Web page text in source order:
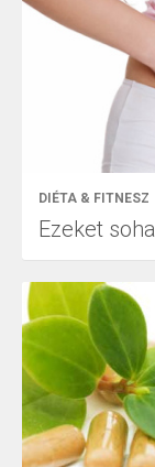
DIÉTA & FITNESZ
Ezeket